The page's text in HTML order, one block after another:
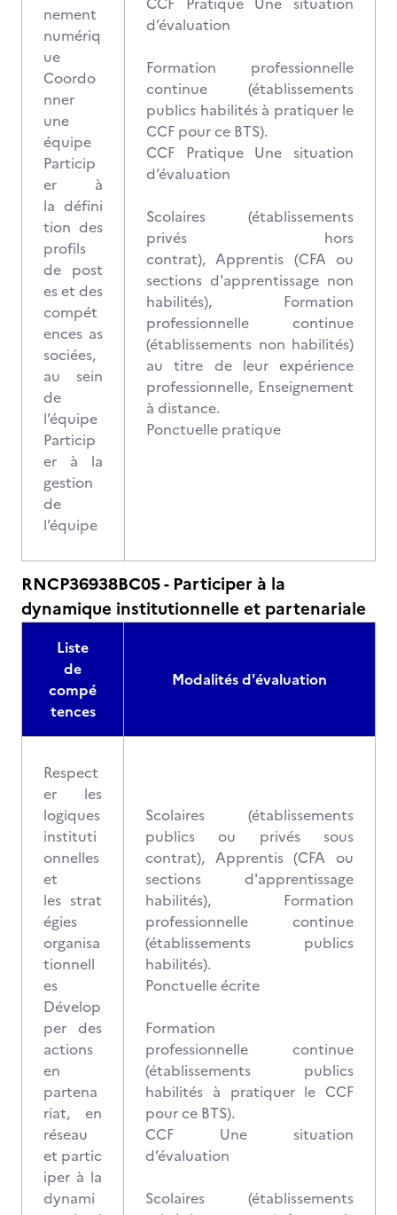
nement
numériq
ue
Coordo
nner
une
équipe
Particip
er à
la défini
tion des
profils
de post
es et des
compét
ences as
sociées,
au sein
de
l’équipe
Particip
er à la
gestion
de
l’équipe
d’évaluation
Formation professionnelle
continue (établissements
publics habilités à pratiquer le
CCF pour ce BTS).
CCF Pratique Une situation
d’évaluation
Scolaires (établissements
privés hors
contrat), Apprentis (CFA ou
sections d'apprentissage non
habilités), Formation
professionnelle continue
(établissements non habilités)
au titre de leur expérience
professionnelle, Enseignement
à distance.
Ponctuelle pratique
RNCP36938BC05 - Participer à la
dynamique institutionnelle et partenariale
Liste
de
compé
tences
Modalités d'évaluation
Respect
er les
logiques
instituti
onnelles
et
les strat
égies
organisa
tionnell
es
Dévelop
per des
actions
en
partena
riat, en
réseau
et partic
iper à la
dynami
Scolaires (établissements
publics ou privés sous
contrat), Apprentis (CFA ou
sections d'apprentissage
habilités), Formation
professionnelle continue
(établissements publics
habilités).
Ponctuelle écrite
Formation
professionnelle continue
(établissements publics
habilités à pratiquer le CCF
pour ce BTS).
CCF Une situation
d’évaluation
Scolaires (établissements